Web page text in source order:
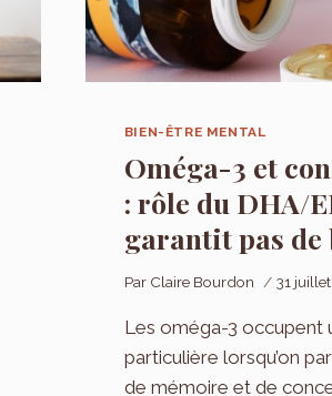
PERDRE
LA
NOTION
DU
BIEN-ÊTRE MENTAL
Oméga-3 et
: rôle du DHA/
garantit pas de
Par Claire Bourdon 31
Les oméga-3 occupent
particulière lorsqu’on
de mémoire et de